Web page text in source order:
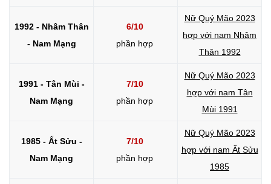
1992 - Nhâm Thân
- Nam Mạng
6/10
phần hợp
Nữ Quý Mão 2023
hợp với nam Nhâm
Thân 1992
1991 - Tân Mùi -
Nam Mạng
7/10
phần hợp
Nữ Quý Mão 2023
hợp với nam Tân
Mùi 1991
1985 - Ất Sửu -
Nam Mạng
7/10
phần hợp
Nữ Quý Mão 2023
hợp với nam Ất Sửu
1985